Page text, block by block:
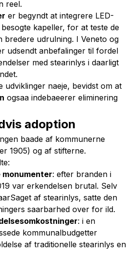
reel.
er begyndt at integrere LED-
kapeller, for at teste de
bredere udrulning. I Veneto og
udsendt anbefalinger til fordel
med stearinlys i daarligt
udviklinger naeje, bevidst om at
ogsaa indebaeerer eliminering
adoption
baade af kommunerne
1905) og af stifterne.
: efter branden i
var erkendelsen brutal. Selv
af stearinlys, satte den
saarbarhed over for ild.
: i en
kommunalbudgetter
af traditionelle stearinlys en